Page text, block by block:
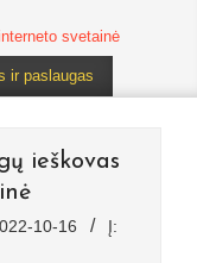
svetainė
ir paslaugas
ieškovas
10-16
Į: